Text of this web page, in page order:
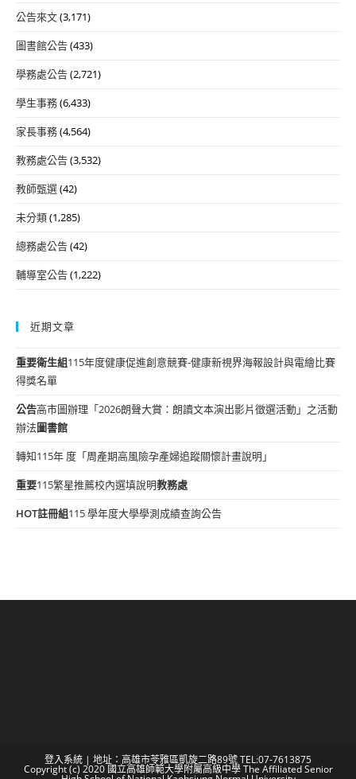
公告來文(3,171)
圖書館公告(433)
學務處公告(2,721)
學生事務(6,433)
家長事務(4,564)
教務處公告(3,532)
教師甄選(42)
未分類(1,285)
總務處公告(42)
輔導室公告(1,222)
近期文章
重要衛生組115年度健康促進創意競賽-健康新視界海報設計與電繪比賽
得獎名單
公告高市圖辦理「2026朗聲大賞：朗讀文本演出影片徵選活動」之活動
辦法圖書館
轉知115年 度「周產期高風險孕產婦追蹤關懷計畫說明」
重要115繁星推薦校內選填說明教務處
HOT註冊組115 學年度大學學測成績查詢公告
登入系統 | 地址：高雄市苓雅區凱旋二路89號 TEL:07-7613875
Copyright (c) 2020 國立高雄師範大學附屬高級中學 The Affiliated Senior